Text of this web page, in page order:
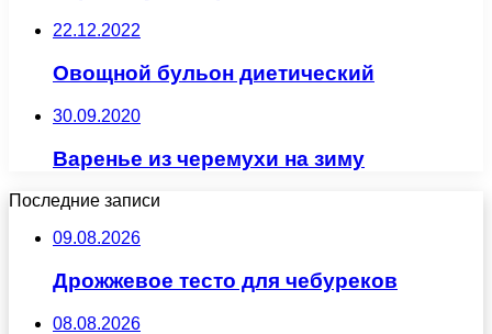
22.12.2022
Овощной бульон диетический
30.09.2020
Варенье из черемухи на зиму
Последние записи
09.08.2026
Дрожжевое тесто для чебуреков
08.08.2026